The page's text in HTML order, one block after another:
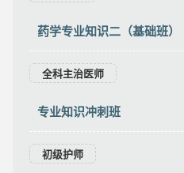
药学专业知识二（基础班）
全科主治医师
专业知识冲刺班
初级护师